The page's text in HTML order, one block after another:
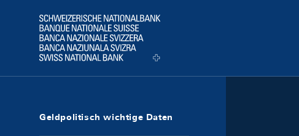
Logo
Geldpolitisch wichtige Daten